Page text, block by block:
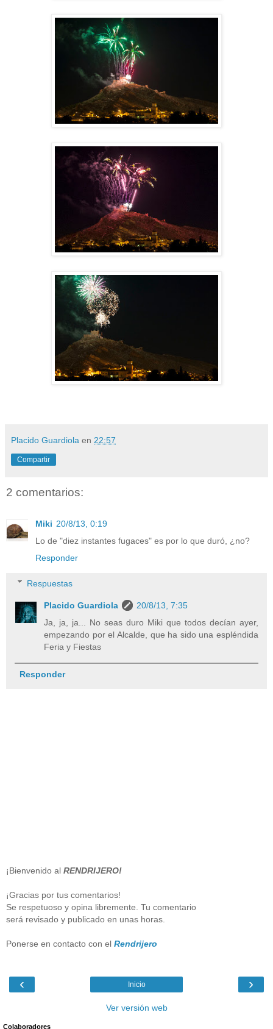
Placido Guardiola en 22:57
Compartir
2 comentarios:
Miki 20/8/13, 0:19
Lo de "diez instantes fugaces" es por lo que duró, ¿no?
Responder
Respuestas
Placido Guardiola
20/8/13, 7:35
Ja, ja, ja... No seas duro Miki que todos decían ayer,
empezando por el Alcalde, que ha sido una espléndida
Feria y Fiestas
Responder
¡Bienvenido al RENDRIJERO!
¡Gracias por tus comentarios!
Se respetuoso y opina libremente. Tu comentario
será revisado y publicado en unas horas.
Ponerse en contacto con el Rendrijero
‹ ›
Inicio
Ver versión web
Colaboradores